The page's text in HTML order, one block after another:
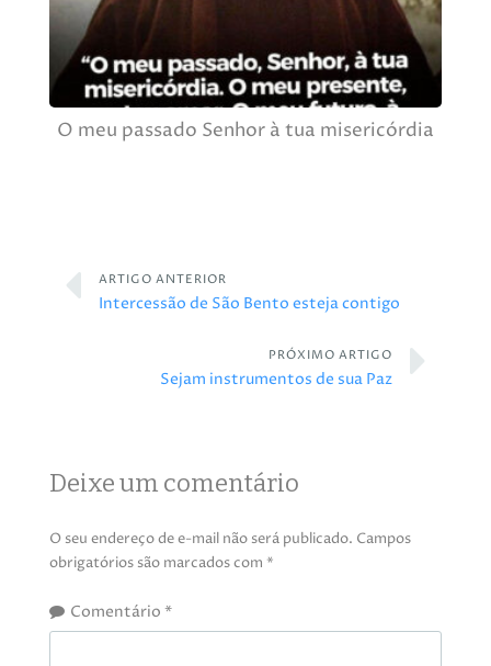
O meu passado Senhor à tua misericórdia
ARTIGO ANTERIOR
Intercessão de São Bento esteja contigo
PRÓXIMO ARTIGO
Sejam instrumentos de sua Paz
Deixe um comentário
O seu endereço de e-mail não será publicado. Campos
obrigatórios são marcados com *
Comentário *